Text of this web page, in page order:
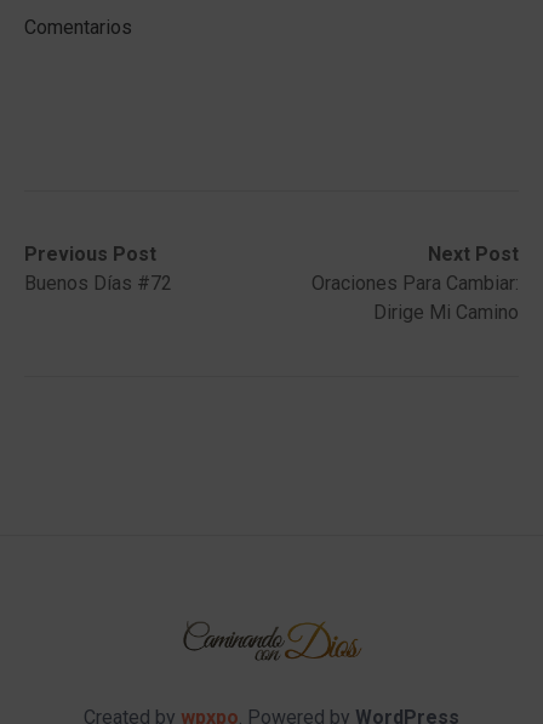
Comentarios
Post
navigation
Previous Post
Previous
post:Buenos Días #72
Next Post
Next
post:
Oraciones Para Cambiar:
Dirige Mi Camino
Created by wpxpo. Powered by WordPress